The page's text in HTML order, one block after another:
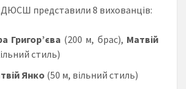
ДЮСШ представили 8 вихованців:
Григор’єва (200 м, брас), Матвій
стиль)
Янко (50 м, вільний стиль)